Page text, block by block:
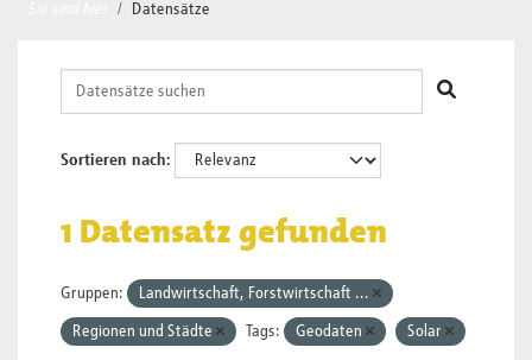
Datensätze
Sortieren nach
1 Datensatz gefunden
Gruppen: Landwirtschaft, Forstwirtschaft ...
Regionen und Städte Tags: Geodaten Solar